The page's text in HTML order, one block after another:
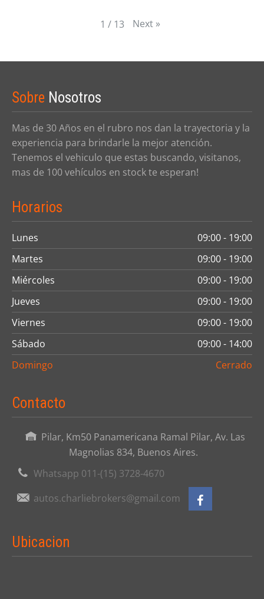
1 / 13 Next »
Sobre Nosotros
Mas de 30 Años en el rubro nos dan la trayectoria y la
experiencia para brindarle la mejor atención.
Tenemos el vehiculo que estas buscando, visitanos,
mas de 100 vehículos en stock te esperan!
Horarios
Lunes
09:00 - 19:00
Martes
09:00 - 19:00
Miércoles
09:00 - 19:00
Jueves
09:00 - 19:00
Viernes
09:00 - 19:00
Sábado
09:00 - 14:00
Domingo
Cerrado
Contacto
Pilar, Km50 Panamericana Ramal Pilar, Av. Las
Magnolias 834, Buenos Aires.
Whatsapp 011-(15) 3728-4670
autos.charliebrokers@gmail.com
Ubicacion